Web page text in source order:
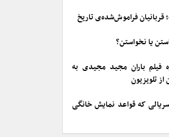
قربانیان فراموش‌شده‌ی تاریخ
یا نخواستن؟
فیلم باران مجید مجیدی به
تلویزیون
که قواعد نمایش خانگی